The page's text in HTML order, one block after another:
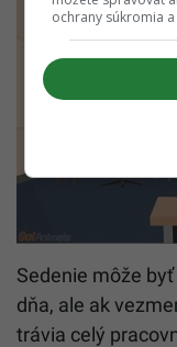
Sedenie môže byť
dňa, ale ak
trávia celý
ochrany súkromia